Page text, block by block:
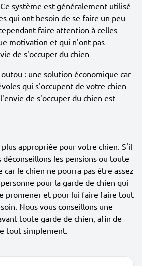
système est généralement utilisé
qui ont besoin de se faire un peu
faire attention à celles
motivation et qui n'ont pas
de s'occuper du chien
: une solution économique car
qui s'occupent de votre chien
de s'occuper du chien est
appropriée pour votre chien. S'il
les pensions ou toute
le chien ne pourra pas être assez
pour la garde de chien qui
promener et pour lui faire faire tout
Nous vous conseillons une
toute garde de chien, afin de
tout simplement.